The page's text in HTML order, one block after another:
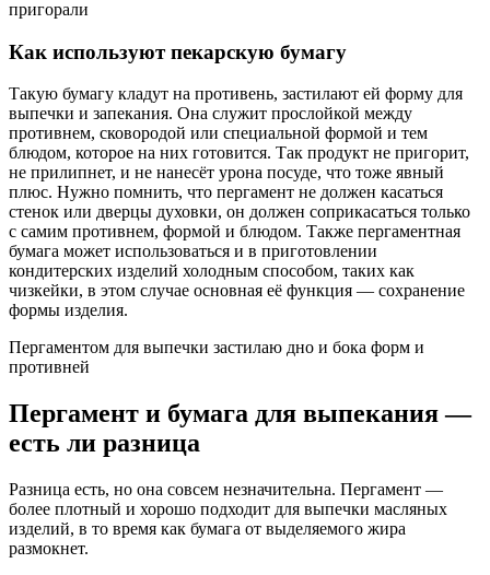
пригорали
Как используют пекарскую бумагу
Такую бумагу кладут на противень, застилают ей форму для
выпечки и запекания. Она служит прослойкой между
противнем, сковородой или специальной формой и тем
блюдом, которое на них готовится. Так продукт не пригорит,
не прилипнет, и не нанесёт урона посуде, что тоже явный
плюс. Нужно помнить, что пергамент не должен касаться
стенок или дверцы духовки, он должен соприкасаться только
с самим противнем, формой и блюдом. Также пергаментная
бумага может использоваться и в приготовлении
кондитерских изделий холодным способом, таких как
чизкейки, в этом случае основная её функция — сохранение
формы изделия.
Пергаментом для выпечки застилаю дно и бока форм и
противней
Пергамент и бумага для выпекания —
есть ли разница
Разница есть, но она совсем незначительна. Пергамент —
более плотный и хорошо подходит для выпечки масляных
изделий, в то время как бумага от выделяемого жира
размокнет.